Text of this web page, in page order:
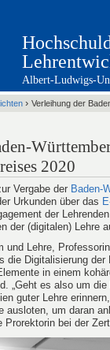
Albert-Ludwigs-
› Verleihung der
2020
Vergabe der Baden-
Urkunden über das
der
der (digitalen) Lehre
und Lehre,
die Digitalisierung
in einem
„Geht es also um
guter Lehre
ausloten, um daran
Prorektorin bei der